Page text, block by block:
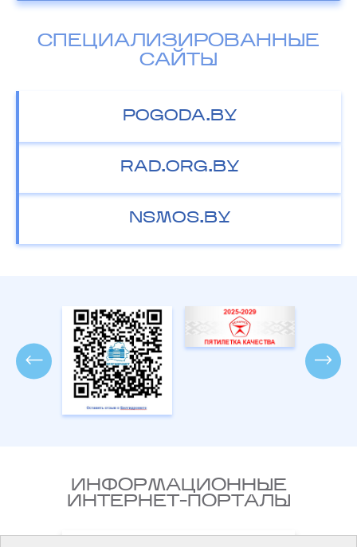
СПЕЦИАЛИЗИРОВАННЫЕ
САЙТЫ
POGODA.BY
RAD.ORG.BY
NSMOS.BY
ИНФОРМАЦИОННЫЕ
ИНТЕРНЕТ-ПОРТАЛЫ